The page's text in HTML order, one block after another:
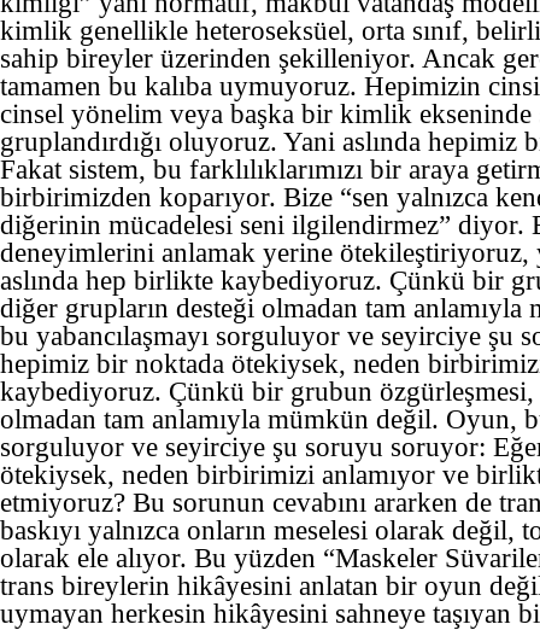
kimlik genellikle heteroseksüel, orta sınıf,
sahip bireyler üzerinden şekilleniyor. Ancak
tamamen bu kalıba uymuyoruz. Hepimizin
cinsel yönelim veya başka bir kimlik
gruplandırdığı oluyoruz. Yani aslında hepimiz
Fakat sistem, bu farklılıklarımızı bir araya
birbirimizden koparıyor. Bize “sen yalnızca
diğerinin mücadelesi seni ilgilendirmez”
deneyimlerini anlamak yerine ötekileştiriyoruz,
aslında hep birlikte kaybediyoruz. Çünkü bir
diğer grupların desteği olmadan tam
bu yabancılaşmayı sorguluyor ve seyirciye şu
hepimiz bir noktada ötekiysek, neden
kaybediyoruz. Çünkü bir grubun özgürleşmesi,
olmadan tam anlamıyla mümkün değil. Oyun,
sorguluyor ve seyirciye şu soruyu soruyor:
ötekiysek, neden birbirimizi anlamıyor ve
etmiyoruz? Bu sorunun cevabını ararken de
baskıyı yalnızca onların meselesi olarak değil,
olarak ele alıyor. Bu yüzden “Maskeler
trans bireylerin hikâyesini anlatan bir oyun
uymayan herkesin hikâyesini sahneye taşıyan